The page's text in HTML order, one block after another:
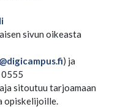
sivun oikeasta
) ja
sitoutuu tarjoamaan
opiskelijoille.